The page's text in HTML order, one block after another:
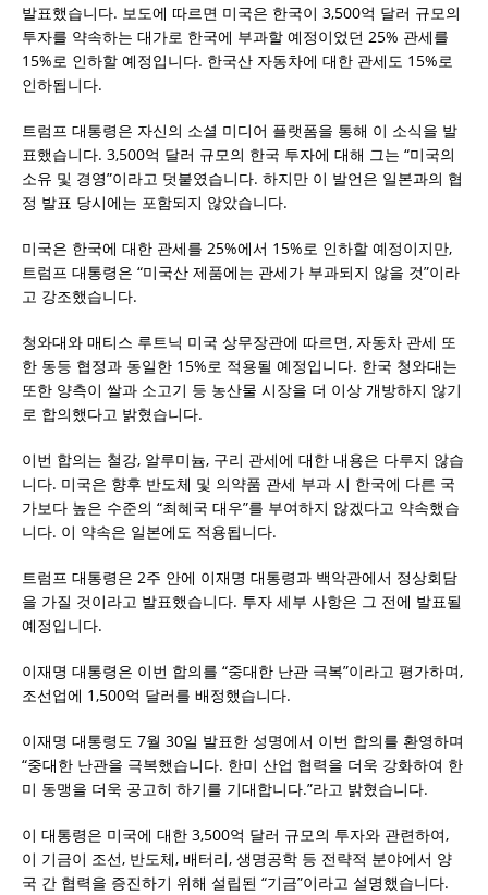
발표했습니다. 보도에 따르면 미국은 한국이 3,500억 달러 규모의
투자를 약속하는 대가로 한국에 부과할 예정이었던 25% 관세를
15%로 인하할 예정입니다. 한국산 자동차에 대한 관세도 15%로
인하됩니다.
트럼프 대통령은 자신의 소셜 미디어 플랫폼을 통해 이 소식을 발
표했습니다. 3,500억 달러 규모의 한국 투자에 대해 그는 “미국의
소유 및 경영”이라고 덧붙였습니다. 하지만 이 발언은 일본과의 협
정 발표 당시에는 포함되지 않았습니다.
미국은 한국에 대한 관세를 25%에서 15%로 인하할 예정이지만,
트럼프 대통령은 “미국산 제품에는 관세가 부과되지 않을 것”이라
고 강조했습니다.
청와대와 매티스 루트닉 미국 상무장관에 따르면, 자동차 관세 또
한 동등 협정과 동일한 15%로 적용될 예정입니다. 한국 청와대는
또한 양측이 쌀과 소고기 등 농산물 시장을 더 이상 개방하지 않기
로 합의했다고 밝혔습니다.
이번 합의는 철강, 알루미늄, 구리 관세에 대한 내용은 다루지 않습
니다. 미국은 향후 반도체 및 의약품 관세 부과 시 한국에 다른 국
가보다 높은 수준의 “최혜국 대우”를 부여하지 않겠다고 약속했습
니다. 이 약속은 일본에도 적용됩니다.
트럼프 대통령은 2주 안에 이재명 대통령과 백악관에서 정상회담
을 가질 것이라고 발표했습니다. 투자 세부 사항은 그 전에 발표될
예정입니다.
이재명 대통령은 이번 합의를 “중대한 난관 극복”이라고 평가하며,
조선업에 1,500억 달러를 배정했습니다.
이재명 대통령도 7월 30일 발표한 성명에서 이번 합의를 환영하며
“중대한 난관을 극복했습니다. 한미 산업 협력을 더욱 강화하여 한
미 동맹을 더욱 공고히 하기를 기대합니다.”라고 밝혔습니다.
이 대통령은 미국에 대한 3,500억 달러 규모의 투자와 관련하여,
이 기금이 조선, 반도체, 배터리, 생명공학 등 전략적 분야에서 양
국 간 협력을 증진하기 위해 설립된 “기금”이라고 설명했습니다.